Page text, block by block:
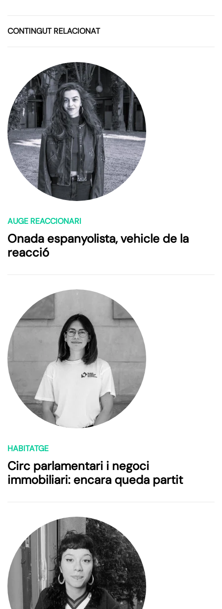
CONTINGUT RELACIONAT
AUGE REACCIONARI
Onada espanyolista, vehicle de la
reacció
HABITATGE
Circ parlamentari i negoci
immobiliari: encara queda partit